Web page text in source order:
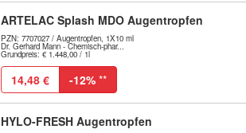
ARTELAC Splash MDO Augentropfen
PZN: 7707027 / Augentropfen, 1X10 ml
Dr. Gerhard Mann - Chemisch-phar...
Grundpreis: € 1.448,00 / 1l
14,48 € -12% **
HYLO-FRESH Augentropfen